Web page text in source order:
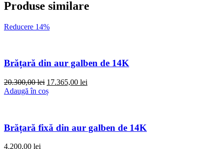
Produse similare
Reducere 14%
Brățară din aur galben de 14K
20.300,00lei Prețul
inițial
17.365,00 lei
Adaugă în coș
Brățară fixă din aur galben de 14K
4.200,00 lei